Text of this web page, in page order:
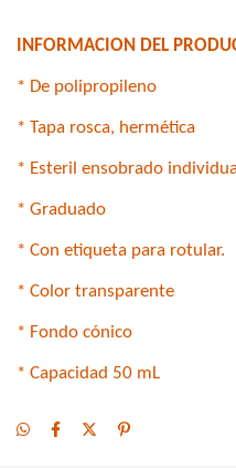
INFORMACION DEL
* De polipropileno
* Tapa rosca, hermética
* Esteril ensobrado
* Graduado
* Con etiqueta para rotular.
* Color transparente
* Fondo cónico
* Capacidad 50 mL